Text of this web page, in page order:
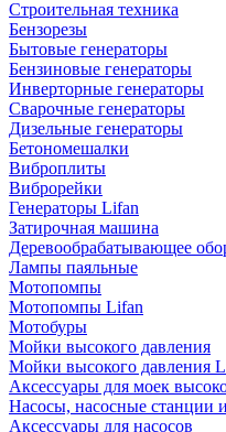
Строительная техника
Бензорезы
Бытовые генераторы
Бензиновые генераторы
Инверторные генераторы
Сварочные генераторы
Дизельные генераторы
Бетономешалки
Виброплиты
Виброрейки
Генераторы Lifan
Затирочная машина
Деревообрабатывающее
Лампы паяльные
Мотопомпы
Мотопомпы Lifan
Мотобуры
Мойки высокого давления
Мойки высокого давления
Аксессуары для моек
Насосы, насосные станции
Аксессуары для насосов